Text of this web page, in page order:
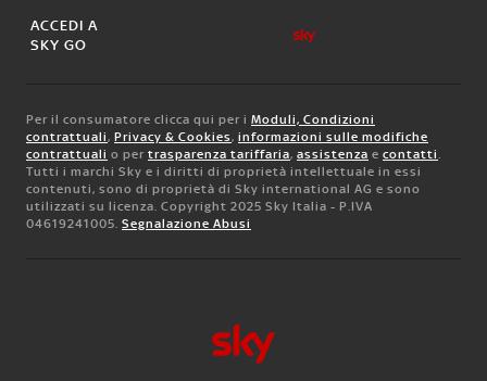
ACCEDI A
SKY GO
Per il consumatore clicca qui per i Moduli, Condizioni
contrattuali, Privacy & Cookies, informazioni sulle modifiche
contrattuali o per trasparenza tariffaria, assistenza e contatti.
Tutti i marchi Sky e i diritti di proprietà intellettuale in essi
contenuti, sono di proprietà di Sky international AG e sono
utilizzati su licenza. Copyright 2025 Sky Italia - P.IVA
04619241005. Segnalazione Abusi